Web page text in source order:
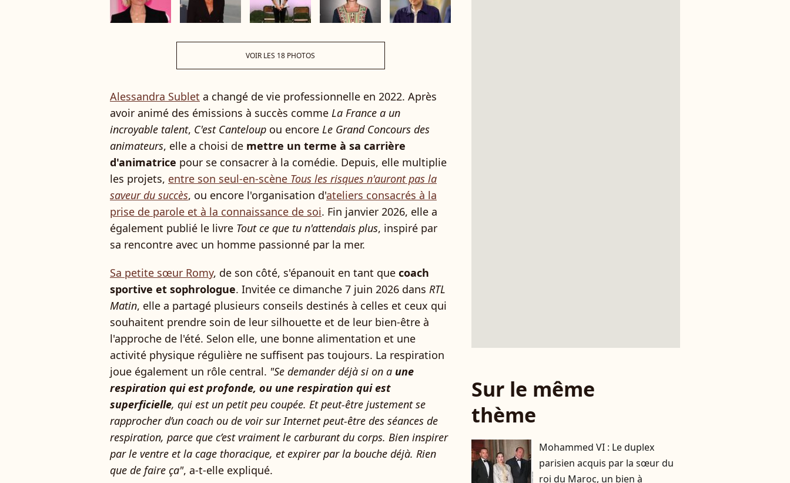
VOIR LES 18 PHOTOS
Alessandra Sublet a changé de vie professionnelle en 2022. Après
avoir animé des émissions à succès comme La France a un
incroyable talent, C'est Canteloup ou encore Le Grand Concours des
animateurs, elle a choisi de mettre un terme à sa carrière
d'animatrice pour se consacrer à la comédie. Depuis, elle multiplie
les projets, entre son seul-en-scène Tous les risques n'auront pas la
saveur du succès, ou encore l'organisation d'ateliers consacrés à la
prise de parole et à la connaissance de soi. Fin janvier 2026, elle a
également publié le livre Tout ce que tu n'attendais plus, inspiré par
sa rencontre avec un homme passionné par la mer.
Sa petite sœur Romy, de son côté, s'épanouit en tant que coach
sportive et sophrologue. Invitée ce dimanche 7 juin 2026 dans RTL
Matin, elle a partagé plusieurs conseils destinés à celles et ceux qui
souhaitent prendre soin de leur silhouette et de leur bien-être à
l'approche de l'été. Selon elle, une bonne alimentation et une
activité physique régulière ne suffisent pas toujours. La respiration
joue également un rôle central. "Se demander déjà si on a une
respiration qui est profonde, ou une respiration qui est
superficielle, qui est un petit peu coupée. Et peut-être justement se
rapprocher d’un coach ou de voir sur Internet peut-être des séances de
respiration, parce que c’est vraiment le carburant du corps. Bien inspirer
par le ventre et la cage thoracique, et expirer par la bouche déjà. Rien
que de faire ça", a-t-elle expliqué.
Sur le même
thème
Mohammed VI : Le duplex
parisien acquis par la sœur du
roi du Maroc, un bien à